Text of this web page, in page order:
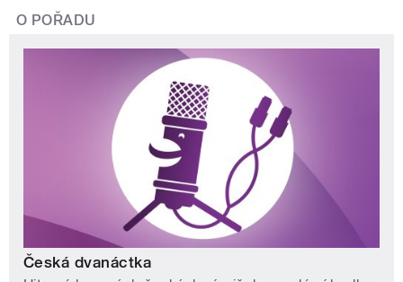
O POŘADU
Česká dvanáctka